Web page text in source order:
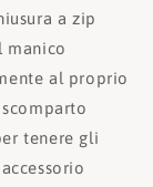
a zip
manico
al proprio
tenere gli